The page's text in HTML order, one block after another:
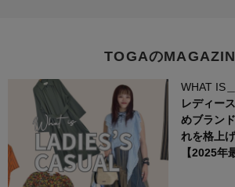
TOGAの
WHAT IS
レディー
めブラン
れを格上
【2025年